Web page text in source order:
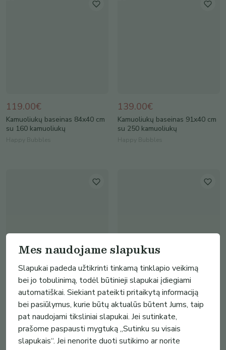
119.00€
Kamuoliukų baseinas 84x40 cm
su 160 kamuoliukų
Happy Bubbles
139.00€
Kamuoliukų baseinas 91x40 cm
su 250 kamuoliukų
Happy Bubbles
17.00€
Migdukas pilkas
Laimos išskirtiniai nėriniai
(1)
17.00€
Migdukas žalias
Laimos išskirtiniai nėriniai
(1)
Mes naudojame slapukus
Slapukai padeda užtikrinti tinkamą tinklapio veikimą
bei jo tobulinimą, todėl būtinieji slapukai įdiegiami
automatiškai. Siekiant pateikti pritaikytą informaciją
bei pasiūlymus, kurie būtų aktualūs būtent Jums, taip
pat naudojami tiksliniai slapukai. Jei sutinkate,
prašome paspausti mygtuką „Sutinku su visais
slapukais“. Jei nenorite duoti sutikimo ar norite